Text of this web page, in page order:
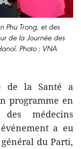
Phu Trong, et des
de la Journée des
Photo : VNA
de la Santé a
programme en
médecins
a eu
du Parti,